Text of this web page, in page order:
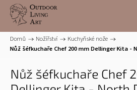
Domů / Nožířství / Kuchyňské nože /
Nůž šéfkuchaře Chef 200 mm Dellinger Kita -
Nůž šéfkuchaře Chef